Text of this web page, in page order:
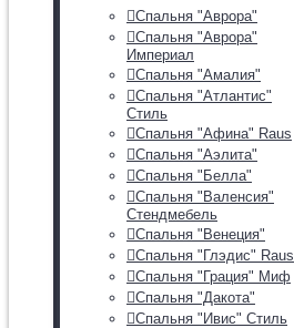
Спальня "Аврора"
Спальня "Аврора"
Империал
Спальня "Амалия"
Спальня "Атлантис"
Стиль
Спальня "Афина" Raus
Спальня "Аэлита"
Спальня "Белла"
Спальня "Валенсия"
Стендмебель
Спальня "Венеция"
Спальня "Глэдис" Raus
Спальня "Грация" Миф
Спальня "Дакота"
Спальня "Ивис" Стиль